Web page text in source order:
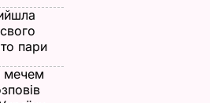
пари
мечем